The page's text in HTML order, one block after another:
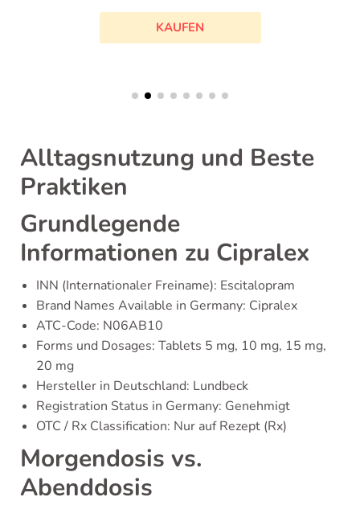
KAUFEN
Alltagsnutzung und Beste
Praktiken
Grundlegende
Informationen zu Cipralex
INN (Internationaler Freiname): Escitalopram
Brand Names Available in Germany: Cipralex
ATC-Code: N06AB10
Forms und Dosages: Tablets 5 mg, 10 mg, 15 mg,
20 mg
Hersteller in Deutschland: Lundbeck
Registration Status in Germany: Genehmigt
OTC / Rx Classification: Nur auf Rezept (Rx)
Morgendosis vs.
Abenddosis